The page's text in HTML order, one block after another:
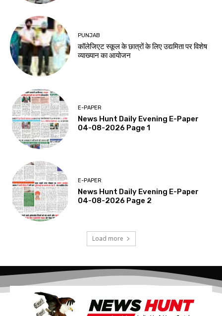
PUNJAB
कॉलेजिएट स्कूल के छात्रों के लिए उद्यमिता पर विशेष
व्याख्यान का आयोजन
E-PAPER
News Hunt Daily Evening E-Paper
04-08-2026 Page 1
E-PAPER
News Hunt Daily Evening E-Paper
04-08-2026 Page 2
Load more